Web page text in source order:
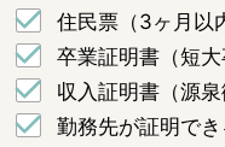
住民票（3ヶ月以
卒業証明書（短大
収入証明書（源泉
勤務先が証明で